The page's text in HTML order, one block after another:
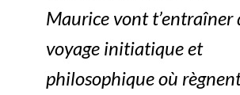
Maurice vont t’entraîner
voyage initiatique et
philosophique où